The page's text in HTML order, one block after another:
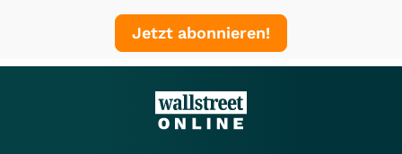
Jetzt abonnieren!